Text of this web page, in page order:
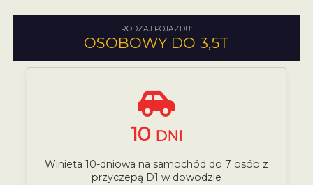
RODZAJ POJAZDU:
OSOBOWY DO 3,5T
10 DNI
Winieta 10-dniowa na samochód do 7 osób z
przyczepą D1 w dowodzie